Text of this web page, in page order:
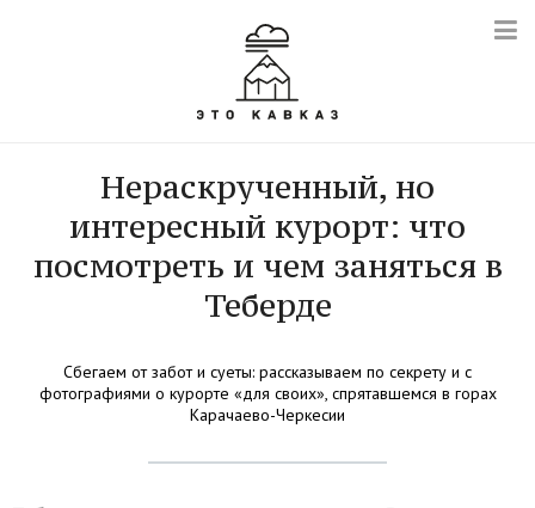
Нераскрученный, но
интересный курорт: что
посмотреть и чем заняться в
Теберде
Сбегаем от забот и суеты: рассказываем по секрету и с
фотографиями о курорте «для своих», спрятавшемся в горах
Карачаево-Черкесии